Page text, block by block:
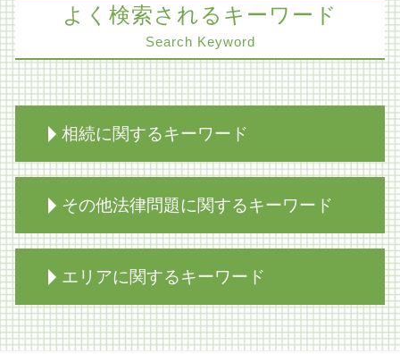
よく検索されるキーワード
Search Keyword
相続に関するキーワード
限定承認 注意点
相続放棄必要書類 裁判所
相続 不動産
相続 不動産 評価
相続放棄 期間
相続 兄弟 不公平
その他法律問題に関するキーワード
不当解雇 労基署
知財紛争 相手方
人身事故 慰謝料
エリアに関するキーワード
医療過誤訴訟 解決 大阪市 弁護士